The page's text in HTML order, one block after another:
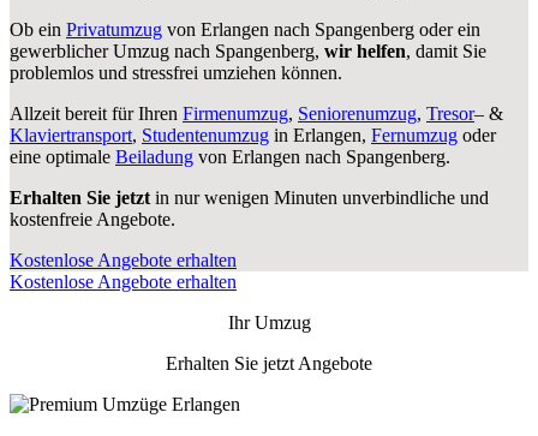
Ob ein Privatumzug von Erlangen nach Spangenberg oder ein
gewerblicher Umzug nach Spangenberg, wir helfen, damit Sie
problemlos und stressfrei umziehen können.
Allzeit bereit für Ihren Firmenumzug, Seniorenumzug, Tresor– &
Klaviertransport, Studentenumzug in Erlangen, Fernumzug oder
eine optimale Beiladung von Erlangen nach Spangenberg.
Erhalten Sie jetzt in nur wenigen Minuten unverbindliche und
kostenfreie Angebote.
Kostenlose Angebote erhalten
Kostenlose Angebote erhalten
Ihr Umzug
Erhalten Sie jetzt Angebote